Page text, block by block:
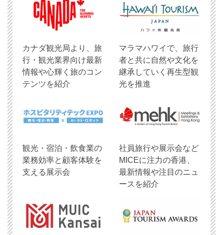
​カナダ観光局より、旅
行・観光業界向け最新
情報や心輝く旅のコン
テンツを紹介
マラマハワイで、旅行
者と共に自然や文化を
継承していく再生型観
光を推進
観光・宿泊・飲食業の
業務効率と顧客体験を
支える展示会
社員旅行や展示会など
MICEに注力の香港、
最新情報や注目のニュ
ースを紹介